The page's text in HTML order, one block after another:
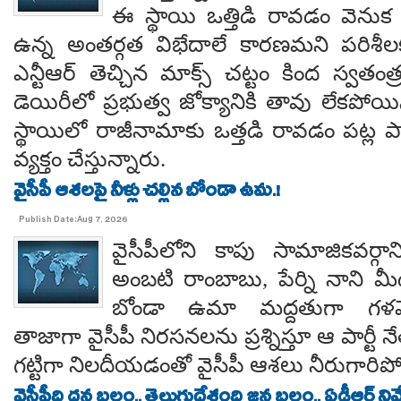
ఈ స్థాయి ఒత్తిడి రావడం వెనుక
ఉన్న అంతర్గత విభేదాలే కారణమని
ఎన్టీఆర్ తెచ్చిన మాక్స్ చట్టం కింద
డెయిరీలో ప్రభుత్వ జోక్యానికి తావు
స్థాయిలో రాజీనామాకు ఒత్తడి రావడం పట్ల
వ్యక్తం చేస్తున్నారు.
వైసీపీ ఆశలపై నీళ్లు చల్లిన బోండా ఉమ.!
Publish Date:Aug 7, 2026
వైసీపీలోని కాపు
అంబటి రాంబాబు, పేర్ని నాని
బోండా ఉమా మద్దతుగా
తాజాగా వైసీపీ నిరసనలను ప్రశ్నిస్తూ ఆ
గట్టిగా నిలదీయడంతో వైసీపీ ఆశలు